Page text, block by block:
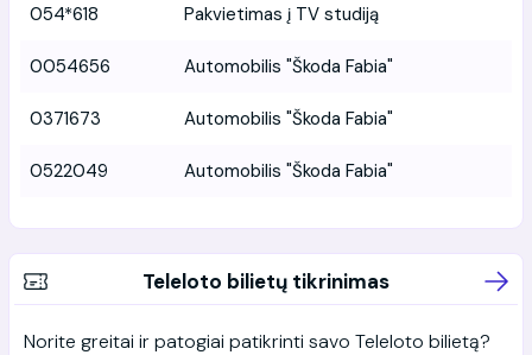
054*618 Pakvietimas į TV studiją
0054656 Automobilis "Škoda Fabia"
0371673 Automobilis "Škoda Fabia"
0522049 Automobilis "Škoda Fabia"
Teleloto bilietų tikrinimas
Norite greitai ir patogiai patikrinti savo Teleloto bilietą?